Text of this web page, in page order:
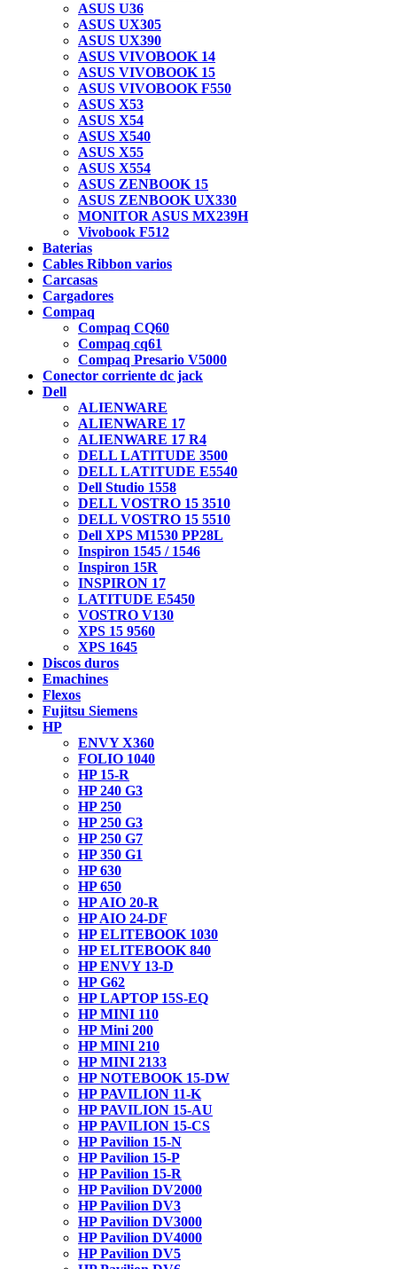
ASUS U36
ASUS UX305
ASUS UX390
ASUS VIVOBOOK 14
ASUS VIVOBOOK 15
ASUS VIVOBOOK F550
ASUS X53
ASUS X54
ASUS X540
ASUS X55
ASUS X554
ASUS ZENBOOK 15
ASUS ZENBOOK UX330
MONITOR ASUS MX239H
Vivobook F512
Baterias
Cables Ribbon varios
Carcasas
Cargadores
Compaq
Compaq CQ60
Compaq cq61
Compaq Presario V5000
Conector corriente dc jack
Dell
ALIENWARE
ALIENWARE 17
ALIENWARE 17 R4
DELL LATITUDE 3500
DELL LATITUDE E5540
Dell Studio 1558
DELL VOSTRO 15 3510
DELL VOSTRO 15 5510
Dell XPS M1530 PP28L
Inspiron 1545 / 1546
Inspiron 15R
INSPIRON 17
LATITUDE E5450
VOSTRO V130
XPS 15 9560
XPS 1645
Discos duros
Emachines
Flexos
Fujitsu Siemens
HP
ENVY X360
FOLIO 1040
HP 15-R
HP 240 G3
HP 250
HP 250 G3
HP 250 G7
HP 350 G1
HP 630
HP 650
HP AIO 20-R
HP AIO 24-DF
HP ELITEBOOK 1030
HP ELITEBOOK 840
HP ENVY 13-D
HP G62
HP LAPTOP 15S-EQ
HP MINI 110
HP Mini 200
HP MINI 210
HP MINI 2133
HP NOTEBOOK 15-DW
HP PAVILION 11-K
HP PAVILION 15-AU
HP PAVILION 15-CS
HP Pavilion 15-N
HP Pavilion 15-P
HP Pavilion 15-R
HP Pavilion DV2000
HP Pavilion DV3
HP Pavilion DV3000
HP Pavilion DV4000
HP Pavilion DV5